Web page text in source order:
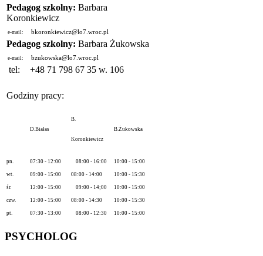
Pedagog szkolny: Barbara
Koronkiewicz
e-mail: bkoronkiewicz@lo7.wroc.pl
Pedagog szkolny: Barbara Żukowska
e-mail: bzukowska@lo7.wroc.pl
tel: +48 71 798 67 35 w. 106
Godziny pracy:
D.Białas
B.
Koronkiewicz
B.Żukowska
pn. 07:30 - 12:00 08:00 - 16:00 10:00 - 15:00
wt. 09:00 - 15:00 08:00 - 14:00 10:00 - 15:30
śr. 12:00 - 15:00 09:00 - 14;00 10:00 - 15:00
czw. 12:00 - 15:00 08:00 - 14:30 10:00 - 15:30
pt. 07:30 - 13:00 08:00 - 12:30 10:00 - 15:00
PSYCHOLOG